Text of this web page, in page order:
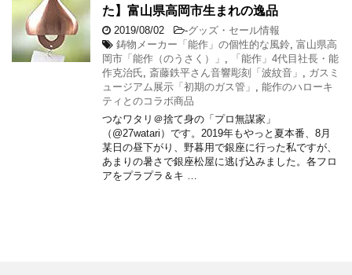
た】富山県高岡市生まれの逸品
2019/08/02 -グッズ・セール情報
鋳物メーカー「能作」の個性的な風鈴 富山県高
岡市「能作（のうさく）」
「能作」4代目社長・能
作克治氏
斎藤鉄平さん音響彫刻「波紋音」
ガスミ
ュージアム展示「初期のガス管」
能作のハローキ
ティとのコラボ商品
つなワタリ＠捨て身の「プロ無謀家」
（@27watari）です。2019年もやっと夏本番、8月
某日の昼下がり、野暮用で銀座に行った私ですが、
あまりの暑さで銀座松屋に逃げ込みました。各フロ
アをプラプラ＆キ …